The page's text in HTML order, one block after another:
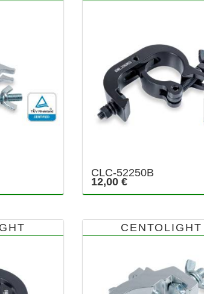
CLC-52250B
12,00 €
CENTOLIGHT